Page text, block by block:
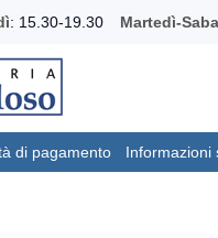
: 15.30-19.30 Martedì-
di pagamento Informazioni